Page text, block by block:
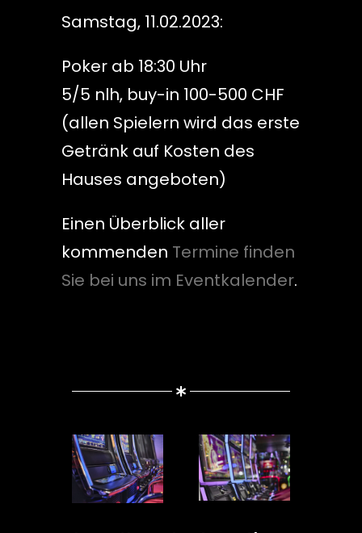
Samstag, 11.02.2023:
Poker ab 18:30 Uhr
5/5 nlh, buy-in 100-500 CHF
(allen Spielern wird das erste
Getränk auf Kosten des
Hauses angeboten)
Einen Überblick aller
kommenden Termine finden
Sie bei uns im Eventkalender.